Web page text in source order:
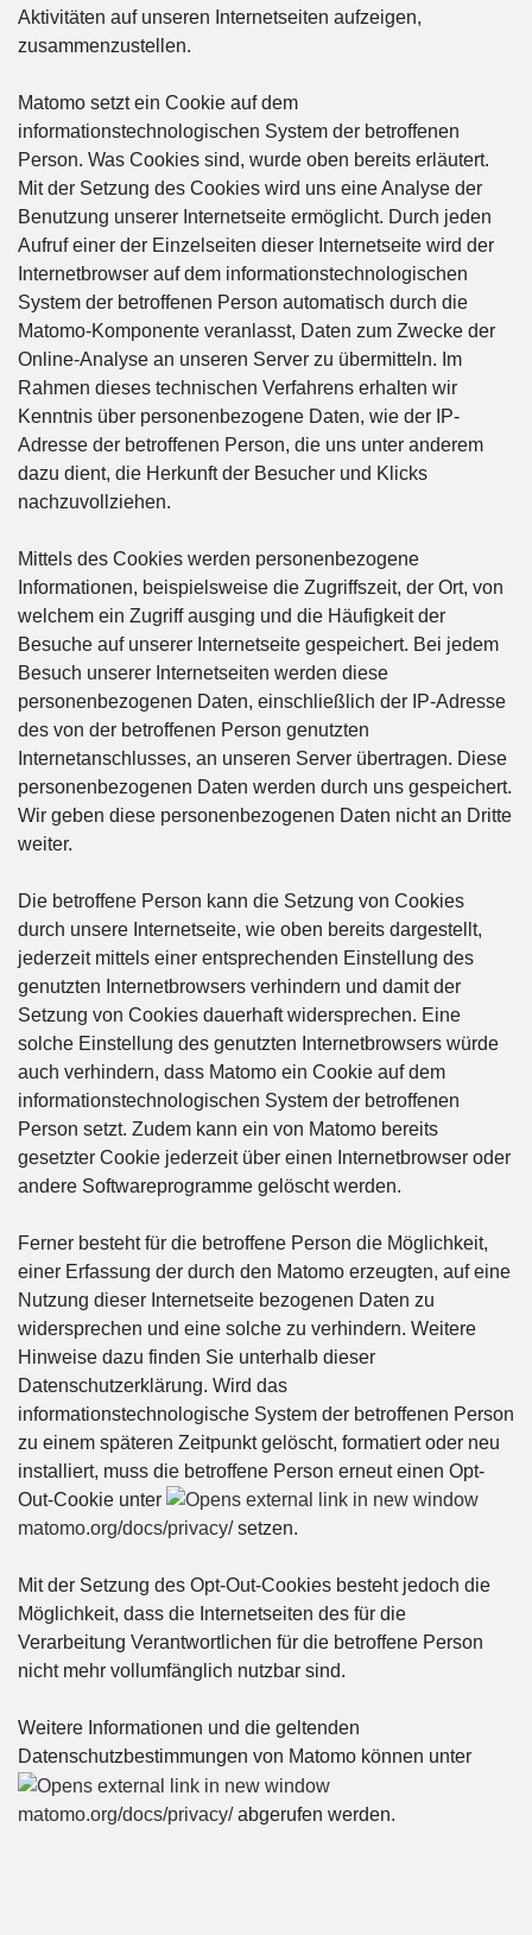
Aktivitäten auf unseren Internetseiten aufzeigen,
zusammenzustellen.
Matomo setzt ein Cookie auf dem
informationstechnologischen System der betroffenen
Person. Was Cookies sind, wurde oben bereits erläutert.
Mit der Setzung des Cookies wird uns eine Analyse der
Benutzung unserer Internetseite ermöglicht. Durch jeden
Aufruf einer der Einzelseiten dieser Internetseite wird der
Internetbrowser auf dem informationstechnologischen
System der betroffenen Person automatisch durch die
Matomo-Komponente veranlasst, Daten zum Zwecke der
Online-Analyse an unseren Server zu übermitteln. Im
Rahmen dieses technischen Verfahrens erhalten wir
Kenntnis über personenbezogene Daten, wie der IP-
Adresse der betroffenen Person, die uns unter anderem
dazu dient, die Herkunft der Besucher und Klicks
nachzuvollziehen.
Mittels des Cookies werden personenbezogene
Informationen, beispielsweise die Zugriffszeit, der Ort, von
welchem ein Zugriff ausging und die Häufigkeit der
Besuche auf unserer Internetseite gespeichert. Bei jedem
Besuch unserer Internetseiten werden diese
personenbezogenen Daten, einschließlich der IP-Adresse
des von der betroffenen Person genutzten
Internetanschlusses, an unseren Server übertragen. Diese
personenbezogenen Daten werden durch uns gespeichert.
Wir geben diese personenbezogenen Daten nicht an Dritte
weiter.
Die betroffene Person kann die Setzung von Cookies
durch unsere Internetseite, wie oben bereits dargestellt,
jederzeit mittels einer entsprechenden Einstellung des
genutzten Internetbrowsers verhindern und damit der
Setzung von Cookies dauerhaft widersprechen. Eine
solche Einstellung des genutzten Internetbrowsers würde
auch verhindern, dass Matomo ein Cookie auf dem
informationstechnologischen System der betroffenen
Person setzt. Zudem kann ein von Matomo bereits
gesetzter Cookie jederzeit über einen Internetbrowser oder
andere Softwareprogramme gelöscht werden.
Ferner besteht für die betroffene Person die Möglichkeit,
einer Erfassung der durch den Matomo erzeugten, auf eine
Nutzung dieser Internetseite bezogenen Daten zu
widersprechen und eine solche zu verhindern. Weitere
Hinweise dazu finden Sie unterhalb dieser
Datenschutzerklärung. Wird das
informationstechnologische System der betroffenen Person
zu einem späteren Zeitpunkt gelöscht, formatiert oder neu
installiert, muss die betroffene Person erneut einen Opt-
Out-Cookie unter
matomo.org/docs/privacy/setzen.
Mit der Setzung des Opt-Out-Cookies besteht jedoch die
Möglichkeit, dass die Internetseiten des für die
Verarbeitung Verantwortlichen für die betroffene Person
nicht mehr vollumfänglich nutzbar sind.
Weitere Informationen und die geltenden
Datenschutzbestimmungen von Matomo können unter
matomo.org/docs/privacy/abgerufen werden.